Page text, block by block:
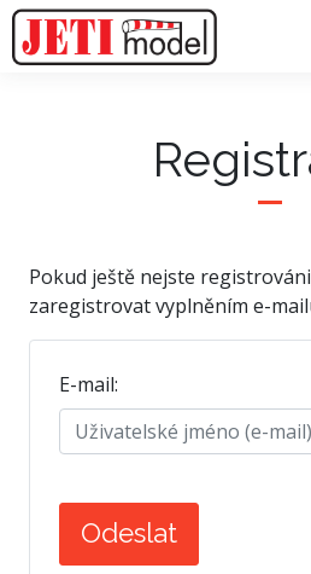
Pokud ještě nejste
zaregistrovat vyplněním e-
E-mail: